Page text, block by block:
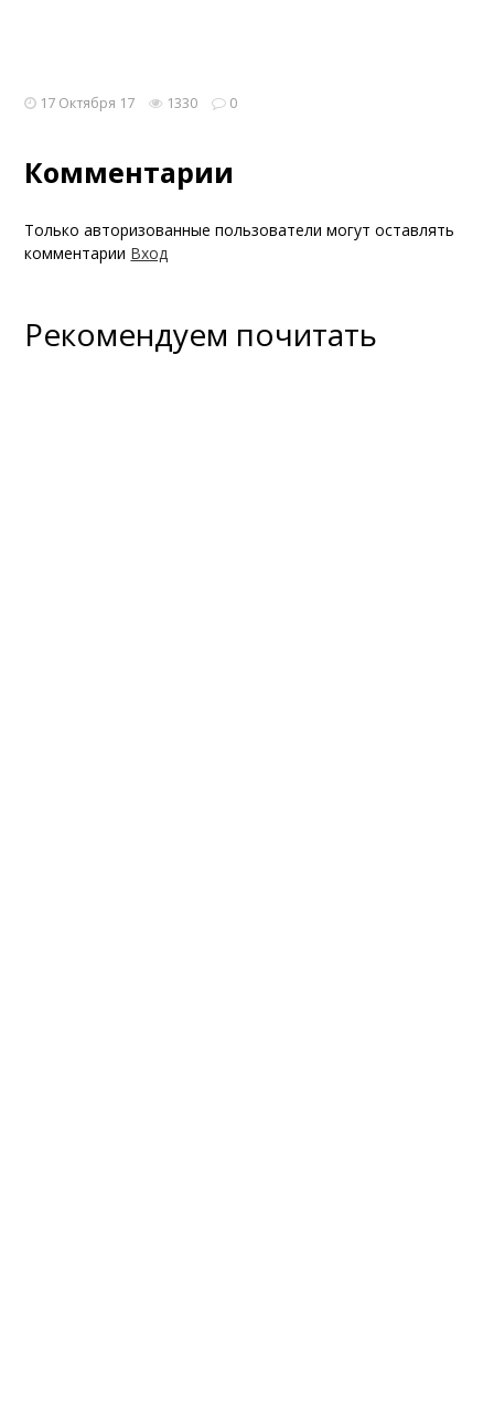
17 Октября 17 1330 0
Комментарии
Только авторизованные пользователи могут оставлять
комментарии Вход
Рекомендуем почитать